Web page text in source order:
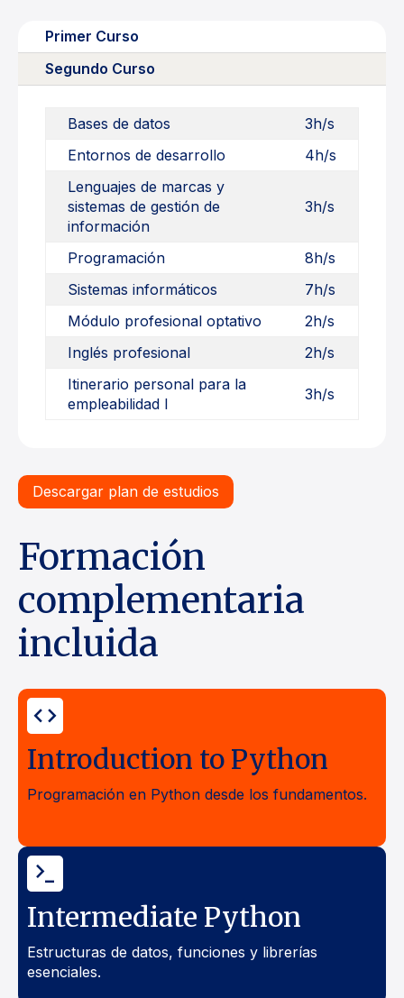
Primer Curso
Segundo Curso
Bases de datos
3h/s
Entornos de desarrollo
4h/s
Lenguajes de marcas y
sistemas de gestión de
información
3h/s
Programación
8h/s
Sistemas informáticos
7h/s
Módulo profesional optativo
2h/s
Inglés profesional
2h/s
Itinerario personal para la
empleabilidad I
3h/s
Descargar plan de estudios
Formación
complementaria
incluida
code
Introduction to Python
Programación en Python desde los fundamentos.
terminal_2
Intermediate Python
Estructuras de datos, funciones y librerías
esenciales.